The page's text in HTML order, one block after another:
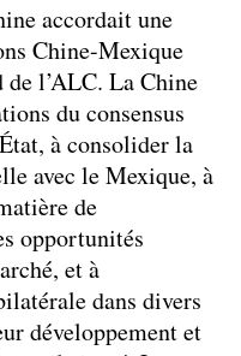
accordait une
Chine-Mexique
de l’ALC. La Chine
du consensus
à consolider la
avec le Mexique, à
de
opportunités
et à
dans divers
développement et